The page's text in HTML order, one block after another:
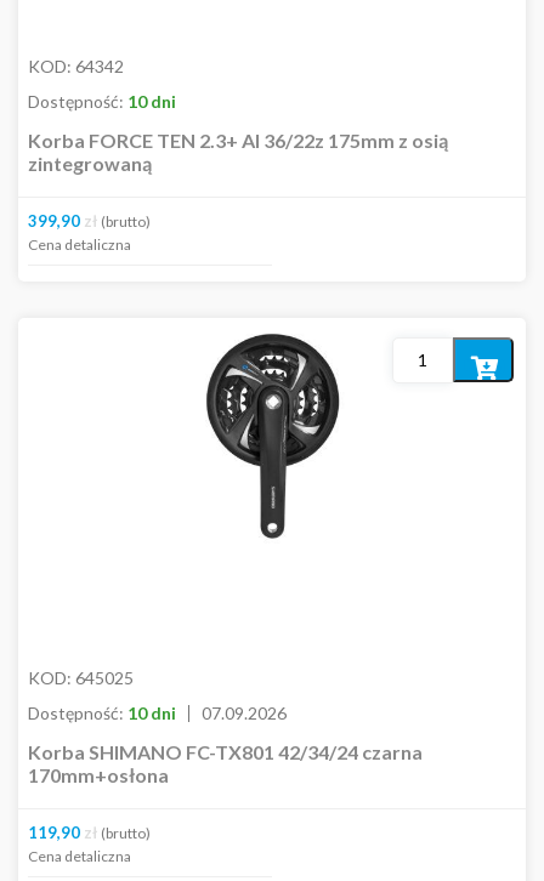
KOD: 64342
Dostępność: 10 dni
Korba FORCE TEN 2.3+ Al 36/22z 175mm z osią
zintegrowaną
399,90 zł (brutto)
Cena detaliczna
KOD: 645025
Dostępność: 10 dni 07.09.2026
Korba SHIMANO FC-TX801 42/34/24 czarna
170mm+osłona
119,90 zł (brutto)
Cena detaliczna
Dodaj